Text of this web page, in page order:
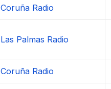
Coruña Radio
Las Palmas Radio
Coruña Radio